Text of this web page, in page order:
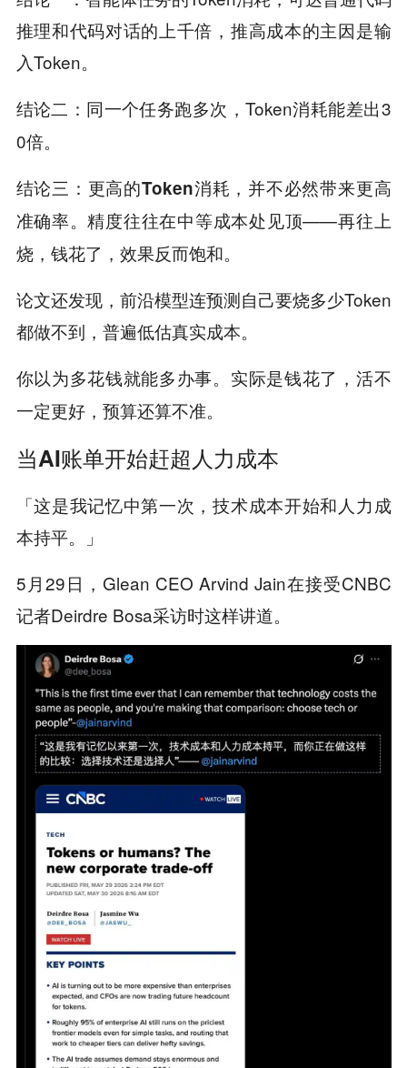
推理和代码对话的上千倍，推高成本的主因是输
入Token。
结论二 ：同一个任务跑多次，Token消耗能差出3
0倍。
结论三 ： 更高的Token消耗，并不必然带来更高
准确率。精度往往在中等成本处见顶——再往上
烧，钱花了，效果反而饱和。
论文还发现，前沿模型连预测自己要烧多少Token
都做不到，普遍低估真实成本。
你以为多花钱就能多办事。实际是钱花了，活不
一定更好，预算还算不准。
当AI账单开始赶超人力成本
「这是我记忆中第一次，技术成本开始和人力成
本持平。」
5月29日，Glean CEO Arvind Jain在接受CNBC
记者Deirdre Bosa采访时这样讲道。